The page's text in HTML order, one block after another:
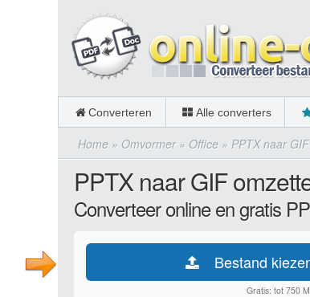
Converteren Alle converters
Home » Omvormer» Office » PPTX naar
PPTX naar GIF
Converteer online en gratis
Bestand
Gratis: tot 750